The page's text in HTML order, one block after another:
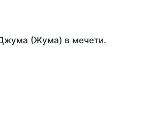
(Жума) в мечети.